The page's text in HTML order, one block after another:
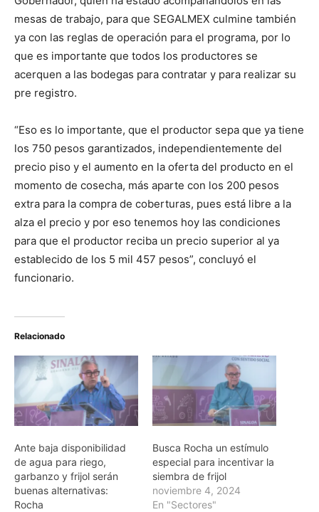
mesas de trabajo, para que SEGALMEX culmine también
ya con las reglas de operación para el programa, por lo
que es importante que todos los productores se
acerquen a las bodegas para contratar y para realizar su
pre registro.
“Eso es lo importante, que el productor sepa que ya tiene
los 750 pesos garantizados, independientemente del
precio piso y el aumento en la oferta del producto en el
momento de cosecha, más aparte con los 200 pesos
extra para la compra de coberturas, pues está libre a la
alza el precio y por eso tenemos hoy las condiciones
para que el productor reciba un precio superior al ya
establecido de los 5 mil 457 pesos”, concluyó el
funcionario.
Relacionado
Ante baja disponibilidad
de agua para riego,
garbanzo y frijol serán
buenas alternativas:
Rocha
Busca Rocha un estímulo
especial para incentivar la
siembra de frijol
noviembre 4, 2024
En "Sectores"